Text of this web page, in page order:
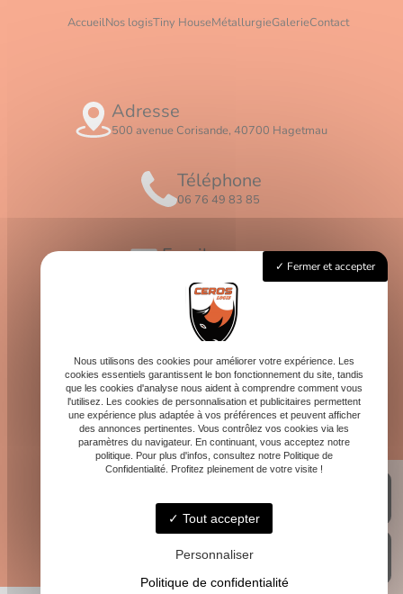
AccueilNos logisTiny HouseMétallurgieGalerieContact
Adresse
500 avenue Corisande, 40700 Hagetmau
Téléphone
06 76 49 83 85
Email
contact@logis-ceros.fr
Horaires
Lundi - Vendredi : 8h - 16h
Fermer et accepter
Nous utilisons des cookies pour améliorer votre expérience. Les
cookies essentiels garantissent le bon fonctionnement du site, tandis
que les cookies d'analyse nous aident à comprendre comment vous
l'utilisez. Les cookies de personnalisation et publicitaires permettent
une expérience plus adaptée à vos préférences et peuvent afficher
des annonces pertinentes. Vous contrôlez vos cookies via les
paramètres du navigateur. En continuant, vous acceptez notre
politique. Pour plus d'infos, consultez notre Politique de
Confidentialité. Profitez pleinement de votre visite !
Tout accepter
Personnaliser
Politique de confidentialité